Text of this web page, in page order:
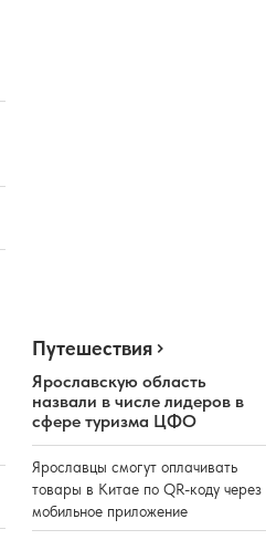
Путешествия
Ярославскую область
назвали в числе лидеров в
сфере туризма ЦФО
Ярославцы смогут оплачивать
товары в Китае по QR-коду через
мобильное приложение